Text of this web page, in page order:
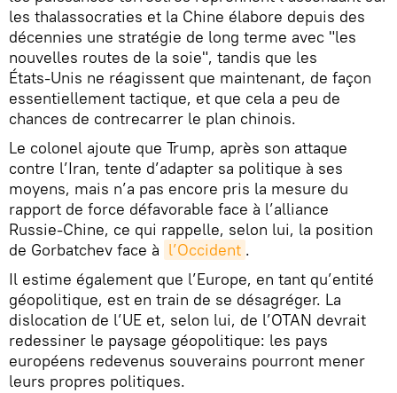
les thalassocraties et la Chine élabore depuis des
décennies une stratégie de long terme avec "les
nouvelles routes de la soie", tandis que les
États‑Unis ne réagissent que maintenant, de façon
essentiellement tactique, et que cela a peu de
chances de contrecarrer le plan chinois.
Le colonel ajoute que Trump, après son attaque
contre l’Iran, tente d’adapter sa politique à ses
moyens, mais n’a pas encore pris la mesure du
rapport de force défavorable face à l’alliance
Russie‑Chine, ce qui rappelle, selon lui, la position
de Gorbatchev face à l’Occident .
Il estime également que l’Europe, en tant qu’entité
géopolitique, est en train de se désagréger. La
dislocation de l’UE et, selon lui, de l’OTAN devrait
redessiner le paysage géopolitique: les pays
européens redevenus souverains pourront mener
leurs propres politiques.